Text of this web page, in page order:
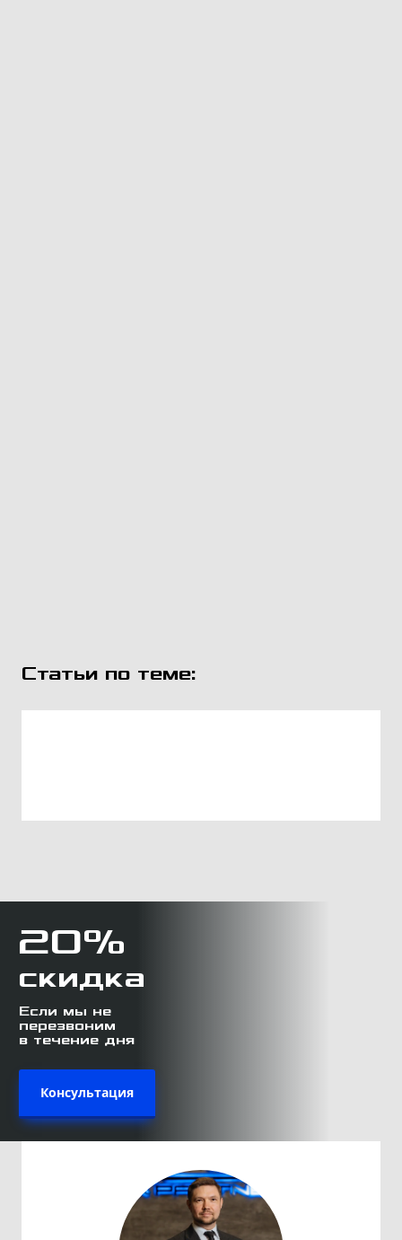
Статьи по теме:
20%
скидка
Если мы не
перезвоним
в течение дня
Консультация